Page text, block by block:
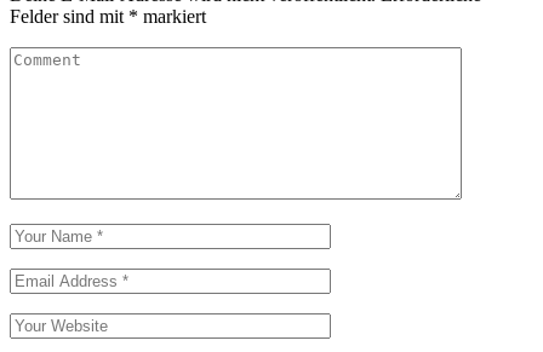
Felder sind mit * markiert